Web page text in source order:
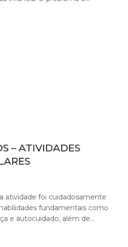
– ATIVIDADES
atividade foi cuidadosamente
fundamentais como
e autocuidado, além de…